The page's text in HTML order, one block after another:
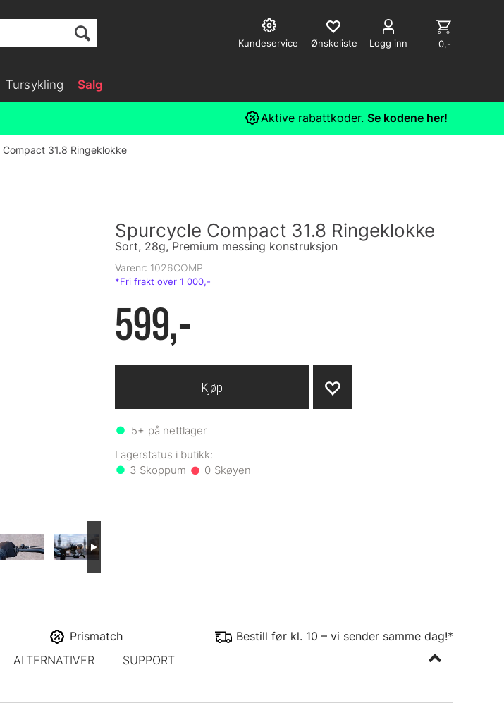
Logg inn
Kundeservice 0,-
Tursykling Salg
Aktive rabattkoder. Se kodene her!
31.8 Ringeklokke
Spurcycle Compact 31.8 Ringeklokke
Sort, 28g, Premium messing konstruksjon
Varenr: 1026COMP
599,-
5+ på nettlager
3 0
Kjøp
Prismatch
Bestill før kl. 10 – vi sender samme dag!*
ALTERNATIVER SUPPORT